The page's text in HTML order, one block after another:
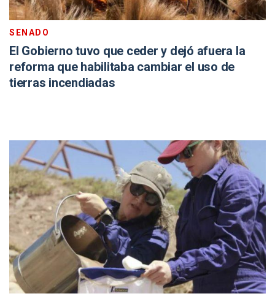
SENADO
El Gobierno tuvo que ceder y dejó afuera la
reforma que habilitaba cambiar el uso de
tierras incendiadas